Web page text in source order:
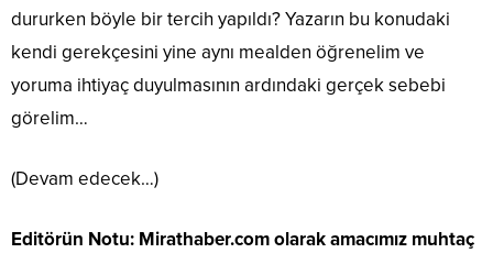
dururken böyle bir tercih yapıldı? Yazarın bu konudaki
kendi gerekçesini yine aynı mealden öğrenelim ve
yoruma ihtiyaç duyulmasının ardındaki gerçek sebebi
görelim…
(Devam edecek…)
Editörün Notu: Mirathaber.com olarak amacımız muhtaç